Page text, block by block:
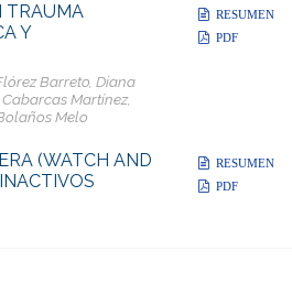
TRAUMA
Y
Barreto, Diana
Martínez,
Melo
RESUMEN
PDF
(WATCH AND
RESUMEN
PDF